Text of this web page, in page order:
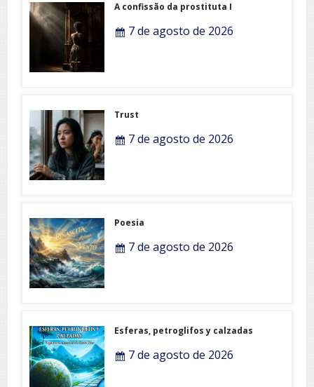
A confissão da prostituta I
7 de agosto de 2026
Trust
7 de agosto de 2026
Poesia
7 de agosto de 2026
Esferas, petroglifos y calzadas
7 de agosto de 2026